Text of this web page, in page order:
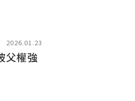
2026.01.23
父權強